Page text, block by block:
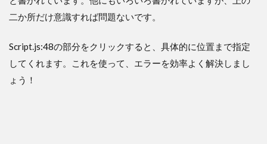
二か所だけ意識すれば問題ないです。
Script.js:48の部分をクリックすると、具体的に位置まで指定
してくれます。これを使って、エラーを効率よく解決しまし
ょう！